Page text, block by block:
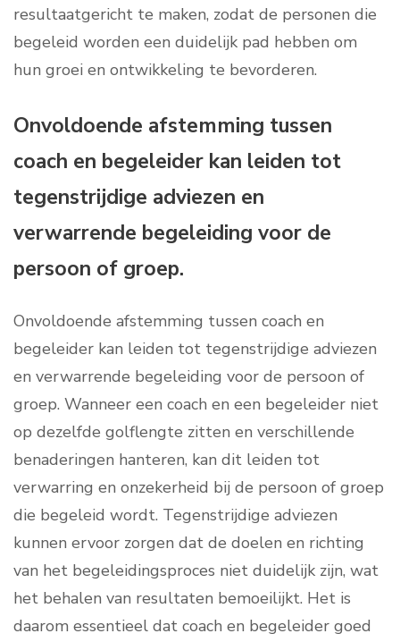
resultaatgericht te maken, zodat de personen die
begeleid worden een duidelijk pad hebben om
hun groei en ontwikkeling te bevorderen.
Onvoldoende afstemming tussen
coach en begeleider kan leiden tot
tegenstrijdige adviezen en
verwarrende begeleiding voor de
persoon of groep.
Onvoldoende afstemming tussen coach en
begeleider kan leiden tot tegenstrijdige adviezen
en verwarrende begeleiding voor de persoon of
groep. Wanneer een coach en een begeleider niet
op dezelfde golflengte zitten en verschillende
benaderingen hanteren, kan dit leiden tot
verwarring en onzekerheid bij de persoon of groep
die begeleid wordt. Tegenstrijdige adviezen
kunnen ervoor zorgen dat de doelen en richting
van het begeleidingsproces niet duidelijk zijn, wat
het behalen van resultaten bemoeilijkt. Het is
daarom essentieel dat coach en begeleider goed